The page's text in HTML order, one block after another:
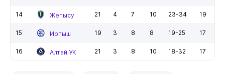
14 Жетысу 21 4 7 10 23-34 19
15 Иртыш 19 3 8 8 19-25 17
16 Алтай УК 21 3 8 10 18-32 17